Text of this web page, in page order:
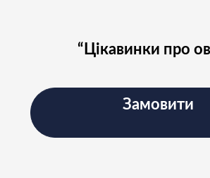
“Цікавинки про
Замовити